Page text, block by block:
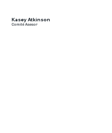
Kasey Atkinson
Comité Asesor